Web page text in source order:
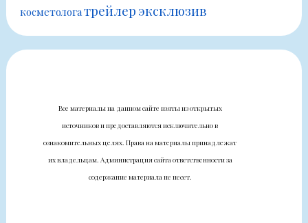
косметологатрейлер эксклюзив
Все материалы на данном сайте взяты из открытых
источников и предоставляются исключительно в
ознакомительных целях. Права на материалы принадлежат
их владельцам. Администрация сайта ответственности за
содержание материала не несет.